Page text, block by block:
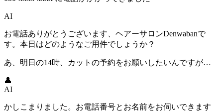
AI
お電話ありがとうございます、ヘアーサロンDenwabanで
す。本日はどのようなご用件でしょうか？
あ、明日の14時、カットの予約をお願いしたいんですが…
👤
AI
かしこまりました。お電話番号とお名前をお伺いできます